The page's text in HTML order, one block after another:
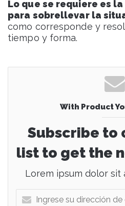
Lo que se requiere es
para sobrellevar la
como corresponde y
tiempo y forma.
With Product
Subscribe to
list to get the
Lorem ipsum dolor sit